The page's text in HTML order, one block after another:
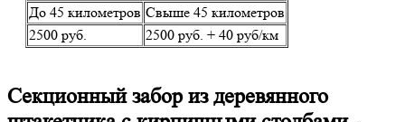
До 45 километров Свыше 45 километров
2500 руб.
2500 руб. + 40 руб/км
Секционный забор из деревянного